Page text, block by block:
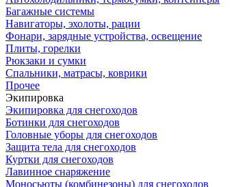
Багажные системы
Навигаторы, эхолоты, рации
Фонари, зарядные устройства, освещение
Плиты, горелки
Рюкзаки и сумки
Спальники, матрасы, коврики
Прочее
Экипировка
Экипировка для снегоходов
Ботинки для снегоходов
Головные уборы для снегоходов
Защита тела для снегоходов
Куртки для снегоходов
Лавинное снаряжение
Моносьюты (комбинезоны) для снегоходов